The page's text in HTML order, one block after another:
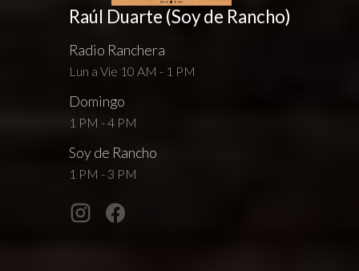
Raúl Duarte (Soy de Rancho)
Radio Ranchera
Lun a Vie 10 AM - 1 PM
Domingo
1 PM - 4 PM
Soy de Rancho
1 PM - 3 PM